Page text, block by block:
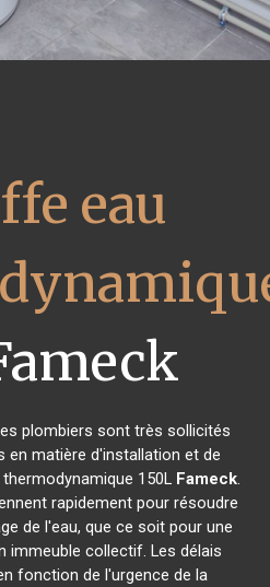
eau
plombiers sont très sollicités
en matière d'installation et de
150L Fameck.
rapidement pour résoudre
de l'eau, que ce soit pour une
immeuble collectif. Les délais
fonction de l'urgence de la